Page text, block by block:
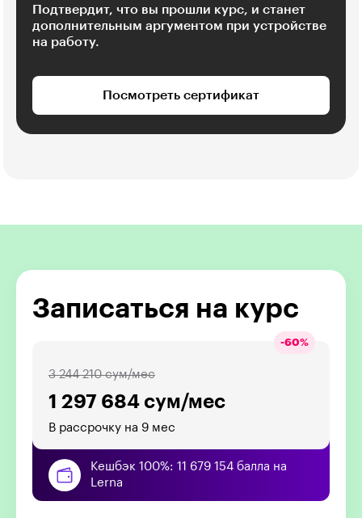
Подтвердит, что вы прошли курс, и станет
дополнительным аргументом при устройстве
на работу.
Посмотреть сертификат
Записаться на курс
-60%
1 297 684 сум/мес
3 244 210 сум/мес
В рассрочку на 9 мес
Кешбэк 100%: 11 679 154 балла на
Lerna